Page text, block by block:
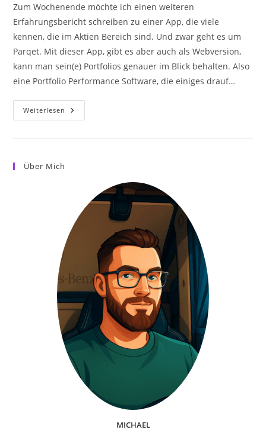
Zum Wochenende möchte ich einen weiteren
Erfahrungsbericht schreiben zu einer App, die viele
kennen, die im Aktien Bereich sind. Und zwar geht es um
Parqet. Mit dieser App, gibt es aber auch als Webversion,
kann man sein(e) Portfolios genauer im Blick behalten. Also
eine Portfolio Performance Software, die einiges drauf…
Weiterlesen Mein
Persönlicher
Über Mich
MICHAEL